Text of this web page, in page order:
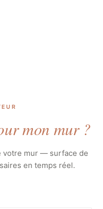
mon mur ?
votre mur — surface de
en temps réel.